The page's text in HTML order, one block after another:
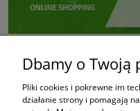
Dbamy o Twoją
Pliki cookies i pokrewne im
działanie strony i pomagają